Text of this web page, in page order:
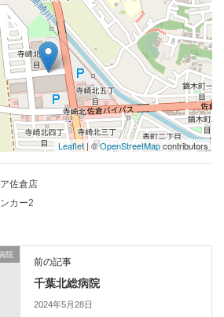
Leaflet | ©OpenStreetMapcontributors
佐倉店
カー2
院
前の記事
千葉北総病院
2024年5月28日